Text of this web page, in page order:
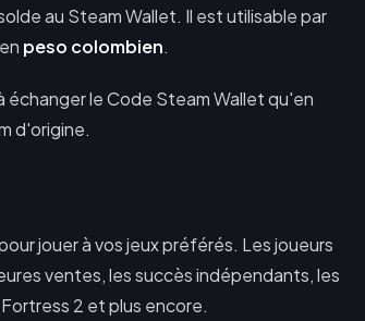
au Steam Wallet. Il est utilisable par
peso colombien.
le Code Steam Wallet qu'en
d'origine.
jouer à vos jeux préférés. Les joueurs
ventes, les succès indépendants, les
2 et plus encore.